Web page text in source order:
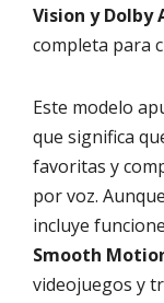
Vision y Dolby
completa para
Este modelo
que significa
favoritas y
por voz.
incluye
Smooth
videojuegos y